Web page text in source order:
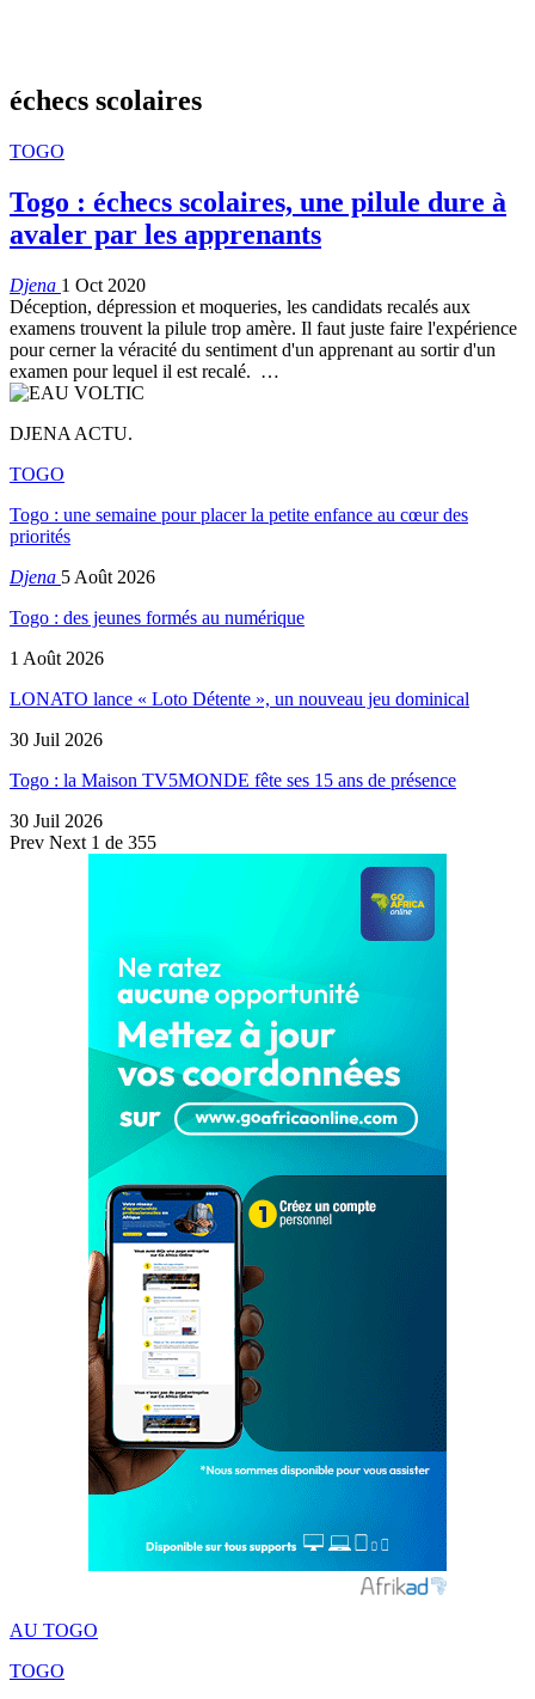
échecs scolaires
TOGO
Togo : échecs scolaires, une pilule dure à
avaler par les apprenants
Djena 1 Oct 2020
Déception, dépression et moqueries, les candidats recalés aux
examens trouvent la pilule trop amère. Il faut juste faire l'expérience
pour cerner la véracité du sentiment d'un apprenant au sortir d'un
examen pour lequel il est recalé. …
DJENA ACTU.
TOGO
Togo : une semaine pour placer la petite enfance au cœur des
priorités
Djena 5 Août 2026
Togo : des jeunes formés au numérique
1 Août 2026
LONATO lance « Loto Détente », un nouveau jeu dominical
30 Juil 2026
Togo : la Maison TV5MONDE fête ses 15 ans de présence
30 Juil 2026
Prev Next 1 de 355
AU TOGO
TOGO